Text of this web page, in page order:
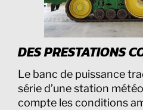
DES PRESTATIONS
Le banc de puissance
série d’une station
compte les conditions